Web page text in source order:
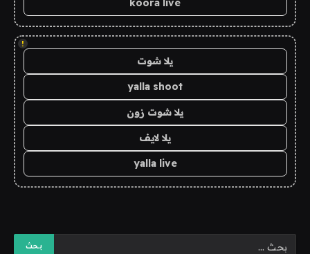
koora live
!
يلا شوت
yalla shoot
يلا شوت زون
يلا لايف
yalla live